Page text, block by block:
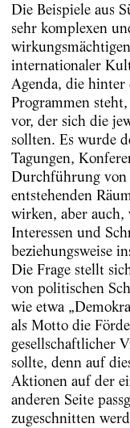
Die Beispiele aus
sehr komplexen
internationaler
Agenda, die
Programmen
vor, der sich die
sollten. Es wurde
Tagungen,
Durchführung
entstehenden
wirken, aber auch,
Interessen und
beziehungsweise
Die Frage stellt
von politischen
wie etwa
als Motto die
gesellschaftlicher
sollte, denn auf
Aktionen auf der
anderen Seite
zugeschnitten